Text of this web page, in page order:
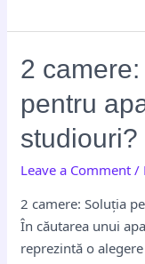
2
pentru
studiouri?
Leave a Comment /
2 camere: Soluția
În căutarea unui
reprezintă o
2
camere:
Soluția
perfectă
pentru
apartamente